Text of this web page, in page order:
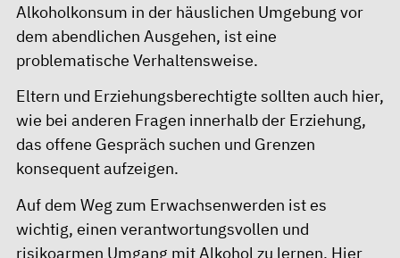
Alkoholkonsum in der häuslichen Umgebung vor
dem abendlichen Ausgehen, ist eine
problematische Verhaltensweise.
Eltern und Erziehungsberechtigte sollten auch hier,
wie bei anderen Fragen innerhalb der Erziehung,
das offene Gespräch suchen und Grenzen
konsequent aufzeigen.
Auf dem Weg zum Erwachsenwerden ist es
wichtig, einen verantwortungsvollen und
risikoarmen Umgang mit Alkohol zu lernen. Hier